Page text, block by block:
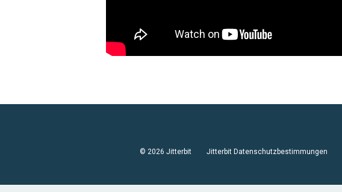
© 2026 Jitterbit Jitterbit Datenschutzbestimmungen